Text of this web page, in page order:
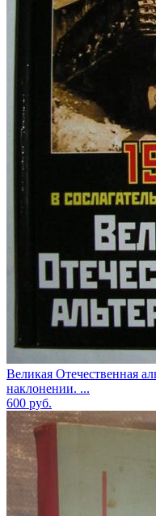
Великая Отечественная
наклонении. ...
600 руб.